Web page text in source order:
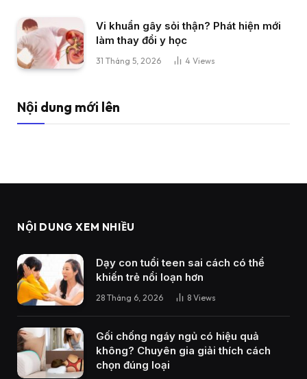
Vi khuẩn gây sỏi thận? Phát hiện mới
làm thay đổi y học
31 Tháng 5, 2026 4 Views
Nội dung mới lên
NỘI DUNG XEM NHIỀU
Dạy con tuổi teen sai cách có thể
khiến trẻ nổi loạn hơn
28 Tháng 6, 2026 8 Views
Gối chống ngáy ngủ có hiệu quả
không? Chuyên gia giải thích cách
chọn đúng loại